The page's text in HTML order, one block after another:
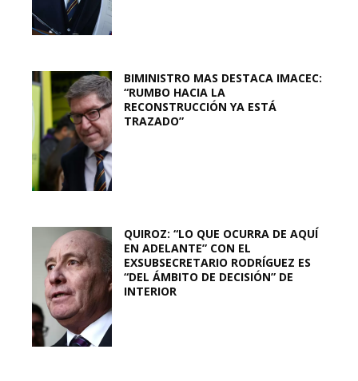
BIMINISTRO MAS DESTACA IMACEC:
“RUMBO HACIA LA
RECONSTRUCCIÓN YA ESTÁ
TRAZADO”
QUIROZ: “LO QUE OCURRA DE AQUÍ
EN ADELANTE” CON EL
EXSUBSECRETARIO RODRÍGUEZ ES
“DEL ÁMBITO DE DECISIÓN” DE
INTERIOR